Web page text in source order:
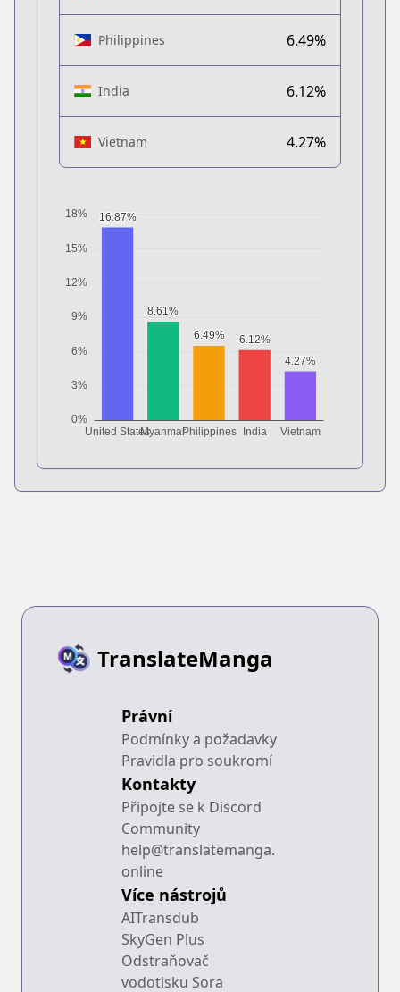
Philippines 6.49%
India 6.12%
Vietnam 4.27%
TranslateManga
Právní
Podmínky a požadavky
Pravidla pro soukromí
Kontakty
Připojte se k Discord
Community
help@translatemanga.
online
Více nástrojů
AITransdub
SkyGen Plus
Odstraňovač
vodotisku Sora